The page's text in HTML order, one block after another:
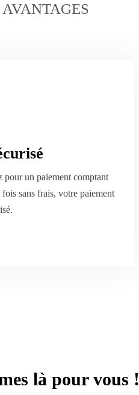
pour un paiement comptant
sans frais, votre paiement
là pour vous !